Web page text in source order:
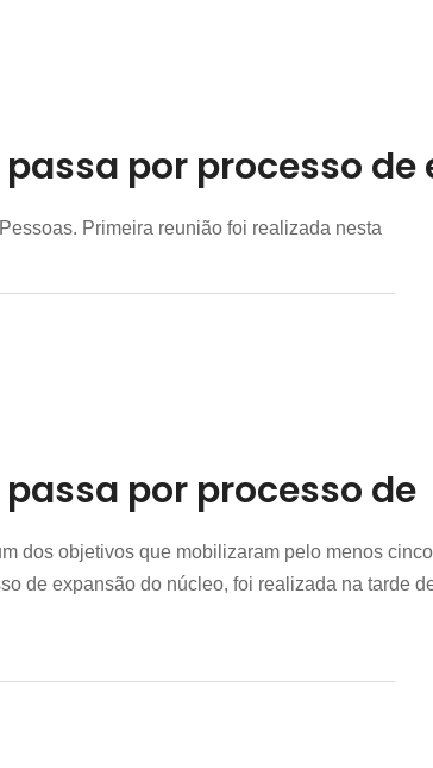
por processo de
Primeira reunião foi realizada nesta
por processo de
dos objetivos que mobilizaram pelo menos
de expansão do núcleo, foi realizada na tarde